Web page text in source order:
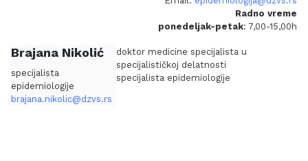
Radno vreme
ponedeljak-petak: 7,00-15,00h
Brajana Nikolić
doktor medicine specijalista u
specijalističkoj delatnosti
specijalista epidemiologije
specijalista
epidemiologije
brajana.nikolic@dzvs.rs